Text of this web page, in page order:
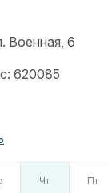
Военная, 6
620085
Чт Пт